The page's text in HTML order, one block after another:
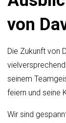
von
Die Zukunft von
seinem
feiern und seine
Wir sind